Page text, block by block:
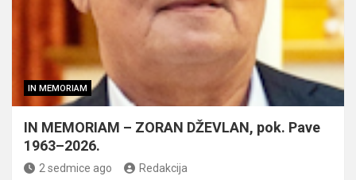
IN MEMORIAM
IN MEMORIAM – ZORAN DŽEVLAN, pok. Pave
1963–2026.
2 sedmice ago Redakcija